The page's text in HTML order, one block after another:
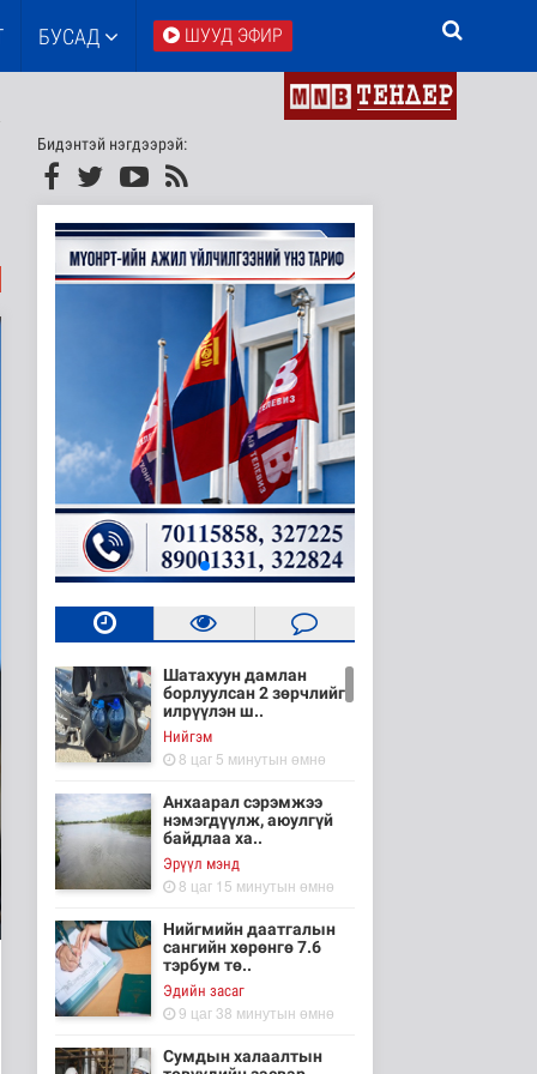
БУСАД ШУУД ЭФИР
Бидэнтэй нэгдээрэй:
Шатахуун дамлан
борлуулсан 2 зөрчлийг
илрүүлэн ш..
Нийгэм
8 цаг 5 минутын өмнө
Анхаарал сэрэмжээ
нэмэгдүүлж, аюулгүй
байдлаа ха..
Эрүүл мэнд
8 цаг 15 минутын өмнө
Нийгмийн даатгалын
сангийн хөрөнгө 7.6
тэрбум тө..
Эдийн засаг
9 цаг 38 минутын өмнө
Сумдын халаалтын